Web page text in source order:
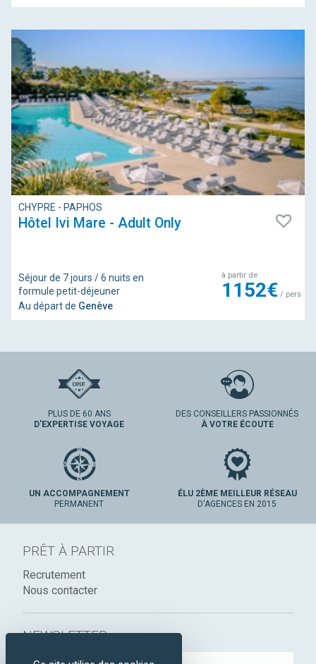
CHYPRE - PAPHOS
Hôtel Ivi Mare - Adult Only
Séjour de 7 jours / 6 nuits en
formule petit-déjeuner
Au départ de Genève
à partir de
1152€/ pers
PLUS DE 60 ANS
D'EXPERTISE VOYAGE
DES CONSEILLERS PASSIONNÉS
À VOTRE ÉCOUTE
UN ACCOMPAGNEMENT
PERMANENT
ÉLU 2ÈME MEILLEUR RÉSEAU
D'AGENCES EN 2015
PRÊT À PARTIR
Recrutement
Nous contacter
NEWSLETTER :